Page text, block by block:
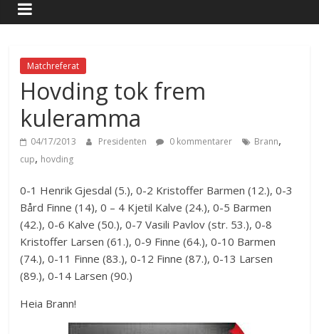
Matchreferat
Hovding tok frem
kuleramma
04/17/2013 Presidenten 0 kommentarer Brann,
cup, hovding
0-1 Henrik Gjesdal (5.), 0-2 Kristoffer Barmen (12.), 0-3
Bård Finne (14), 0 – 4 Kjetil Kalve (24.), 0-5 Barmen
(42.), 0-6 Kalve (50.), 0-7 Vasili Pavlov (str. 53.), 0-8
Kristoffer Larsen (61.), 0-9 Finne (64.), 0-10 Barmen
(74.), 0-11 Finne (83.), 0-12 Finne (87.), 0-13 Larsen
(89.), 0-14 Larsen (90.)
Heia Brann!